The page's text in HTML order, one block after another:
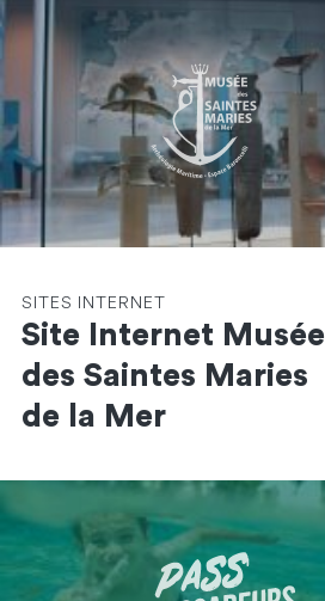
SITES INTERNET
Site Internet Musée
des Saintes Maries
de la Mer